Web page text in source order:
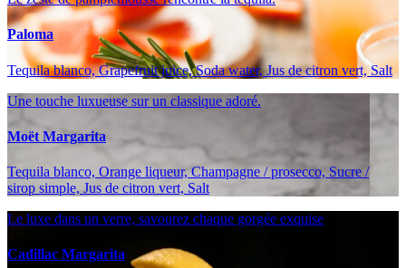
Paloma
Tequila blanco, Grapefruit juice, Soda water, Jus de citron vert, Salt
Une touche luxueuse sur un classique adoré.
Moët Margarita
Tequila blanco, Orange liqueur, Champagne / prosecco, Sucre /
sirop simple, Jus de citron vert, Salt
Le luxe dans un verre, savourez chaque gorgée exquise
Cadillac Margarita